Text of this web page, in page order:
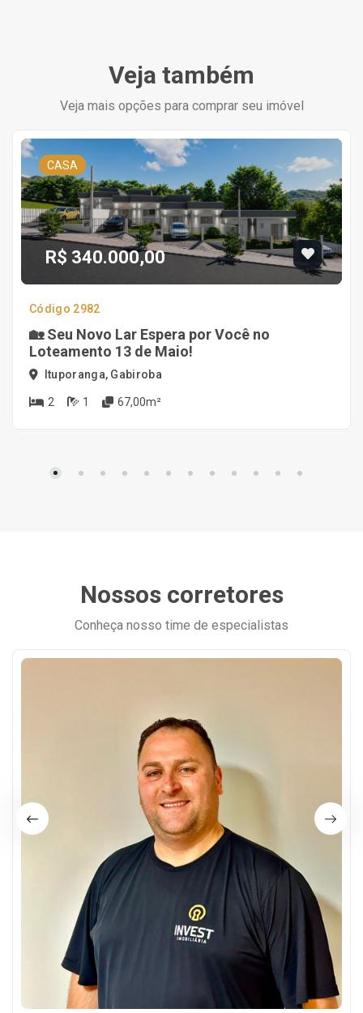
Veja também
Veja mais opções para comprar seu imóvel
CASA
R$ 340.000,00
Código 2982
🏡 Seu Novo Lar Espera por Você no
Loteamento 13 de Maio!
Ituporanga, Gabiroba
2 1 67,00m²
Nossos corretores
Conheça nosso time de especialistas